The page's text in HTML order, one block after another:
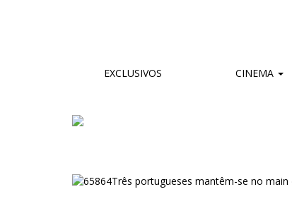
EXCLUSIVOS CINEMA